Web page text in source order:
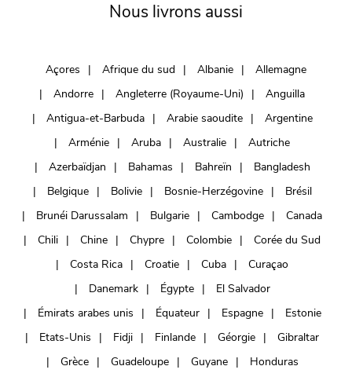
Nous livrons aussi
Açores Afrique du sud Albanie
Allemagne
Andorre
Angleterre (Royaume-Uni)
Anguilla
Antigua-et-Barbuda
Arabie saoudite
Argentine
Arménie
Aruba Australie
Autriche
Azerbaïdjan
Bahamas Bahreïn
Bangladesh
Belgique
Bolivie Bosnie-Herzégovine
Brésil
Brunéi Darussalam
Bulgarie Cambodge
Canada
Chili
Chine Chypre Colombie
Corée du Sud
Costa Rica
Croatie Cuba
Curaçao
Danemark
Égypte
El Salvador
Émirats arabes unis
Équateur Espagne
Estonie
Etats-Unis
Fidji Finlande Géorgie
Gibraltar
Grèce
Guadeloupe Guyane
Honduras